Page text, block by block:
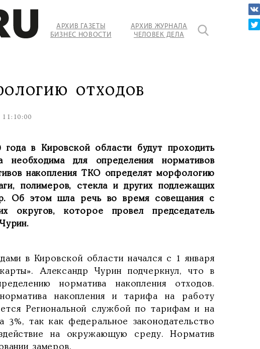
АРХИВ ГАЗЕТЫ
БИЗНЕС НОВОСТИ
АРХИВ ЖУРНАЛА
ЧЕЛОВЕК ДЕЛА
отходов
в Кировской области будут проходить
для определения нормативов
накопления ТКО определят морфологию
полимеров, стекла и других подлежащих
Об этом шла речь во время совещания с
округов, которое провел председатель
в Кировской области начался с 1 января
Александр Чурин подчеркнул, что в
норматива накопления отходов.
накопления и тарифа на работу
Региональной службой по тарифам и на
3%, так как федеральное законодательство
на окружающую среду. Норматив
замеров.